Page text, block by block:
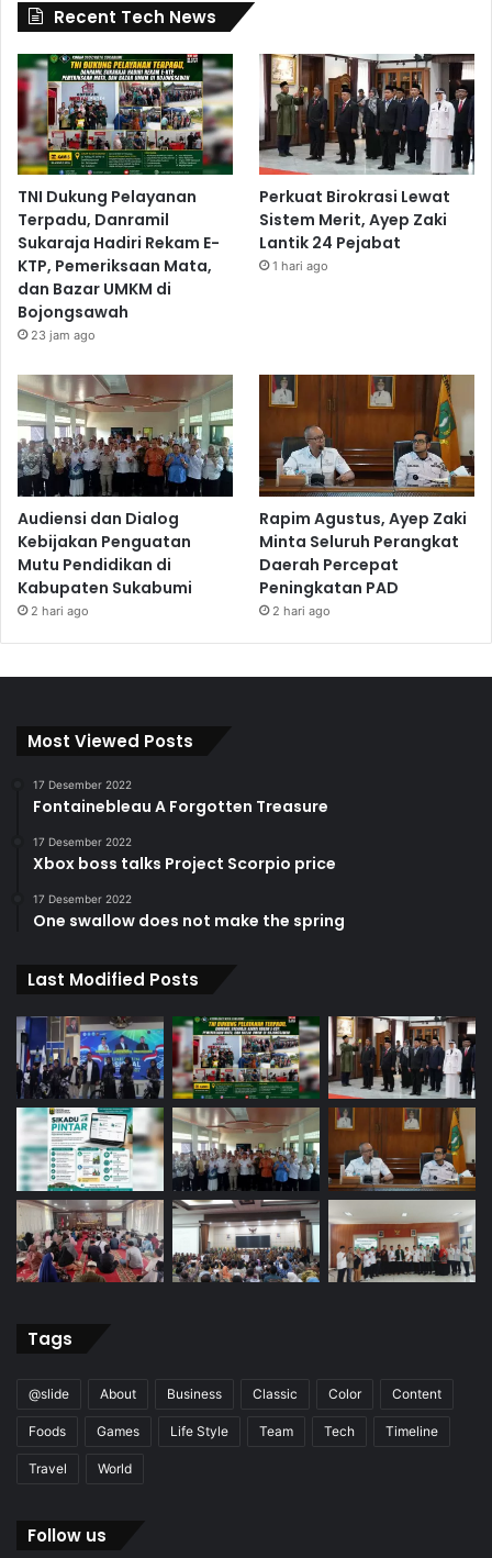
Recent Tech News
TNI Dukung Pelayanan
Terpadu, Danramil
Sukaraja Hadiri Rekam E-
KTP, Pemeriksaan Mata,
dan Bazar UMKM di
Bojongsawah
23 jam ago
Perkuat Birokrasi Lewat
Sistem Merit, Ayep Zaki
Lantik 24 Pejabat
1 hari ago
Audiensi dan Dialog
Kebijakan Penguatan
Mutu Pendidikan di
Kabupaten Sukabumi
2 hari ago
Rapim Agustus, Ayep Zaki
Minta Seluruh Perangkat
Daerah Percepat
Peningkatan PAD
2 hari ago
Most Viewed Posts
17 Desember 2022
Fontainebleau A Forgotten Treasure
17 Desember 2022
Xbox boss talks Project Scorpio price
17 Desember 2022
One swallow does not make the spring
Last Modified Posts
Tags
@slide About Business Classic Color Content
Foods Games Life Style Team Tech Timeline
Travel World
Follow us